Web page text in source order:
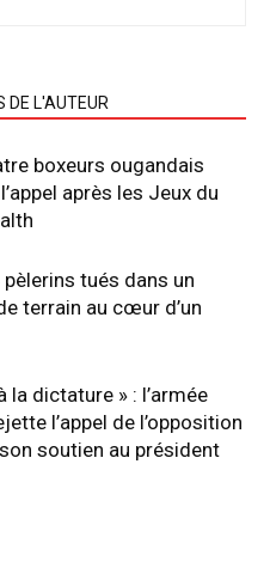
DE L'AUTEUR
boxeurs ougandais
après les Jeux du
tués dans un
terrain au cœur d’un
la dictature » : l’armée
l’appel de l’opposition
soutien au président